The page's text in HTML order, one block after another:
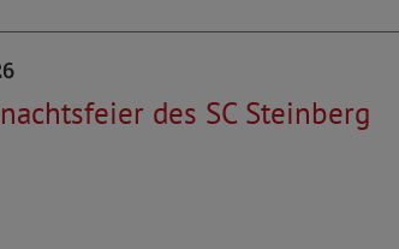
des SC Steinberg